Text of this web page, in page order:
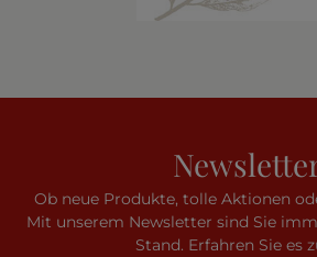
Ob neue Produkte, tolle Aktionen
Mit unserem Newsletter sind Sie
Stand. Erfahren Sie es